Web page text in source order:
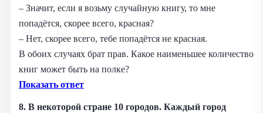
– Значит, если я возьму случайную книгу, то мне
попадётся, скорее всего, красная?
– Нет, скорее всего, тебе попадётся не красная.
В обоих случаях брат прав. Какое наименьшее количество
книг может быть на полке?
Показать ответ
8. В некоторой стране 10 городов. Каждый город